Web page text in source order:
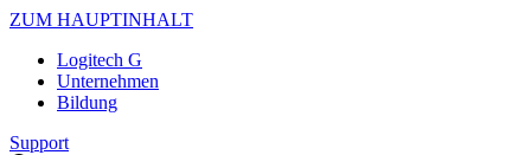
ZUM HAUPTINHALT
Logitech G
Unternehmen
Bildung
Support